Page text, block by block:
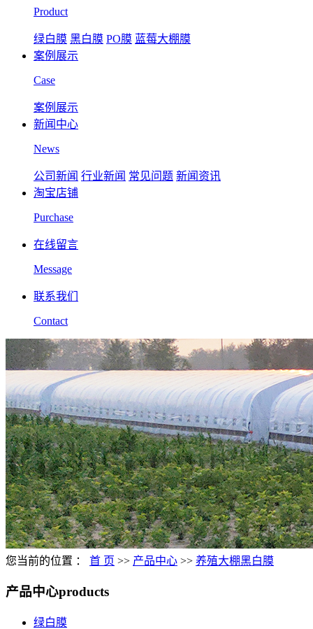
Product
绿白膜 黑白膜 PO膜 蓝莓大棚膜
案例展示
Case
案例展示
新闻中心
News
公司新闻 行业新闻 常见问题 新闻资讯
淘宝店铺
Purchase
在线留言
Message
联系我们
Contact
您当前的位置 ： 首 页 >> 产品中心 >> 养殖大棚黑白膜
产品中心products
绿白膜